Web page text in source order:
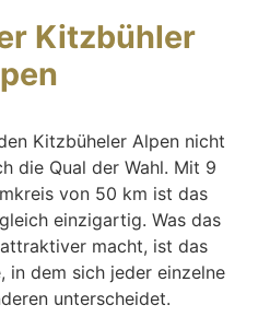
Kitzbühler
Kitzbüheler Alpen nicht
die Qual der Wahl. Mit 9
von 50 km ist das
einzigartig. Was das
macht, ist das
in dem sich jeder einzelne
unterscheidet.